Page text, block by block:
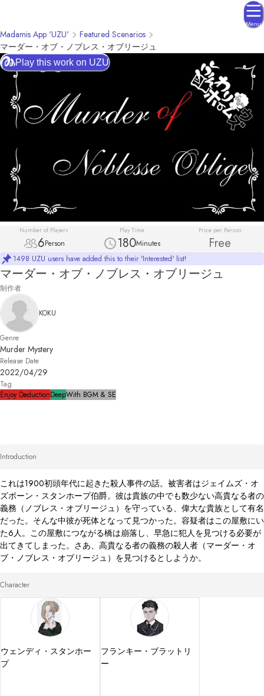
Menu
Madamis App 'UZU'
Featured Scenarios
マーダー・オブ・ノブレス・オブリージュ
Number of Players
6Person
Play Time
180Minutes
Price per Person
Free
1498 UZU users have added this to their 'Interested' list!
Play this work on UZU
マーダー・オブ・ノブレス・オブリージュ
制作者
KOKU
Genre
Murder Mystery
Release Date
2022/04/29
Tag
Enjoy DeductionDeepWith BGM & SE
Introduction
これは1900初頭年代に起きた殺人事件の話。被害者はジェイムズ・オ
ズボーン・スタンホープ伯爵。彼は貴族の中でも数少ない高貴なる者の
義務（ノブレス・オブリージュ）を守っている、偉大な貴族として有名
だった。そんな中彼が死体となって見つかった。容疑者はこの屋敷にい
た6人。この屋敷につながる橋は崩落し、早急に犯人を見つける必要が
出てきてしまった。さあ、高貴なる者の義務の殺人者（マーダー・オ
ブ・ノブレス・オブリージュ）を見つけるとしようか。
Character
ウェンディ・スタンホー
プ
フランキー・ブラットリ
ー